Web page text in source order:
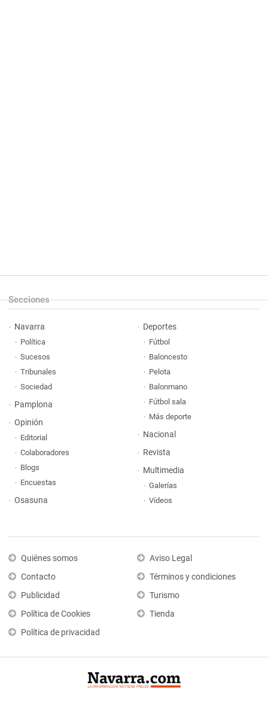
Secciones
Navarra
Política
Sucesos
Tribunales
Sociedad
Pamplona
Opinión
Editorial
Colaboradores
Blogs
Encuestas
Osasuna
Deportes
Fútbol
Baloncesto
Pelota
Balonmano
Fútbol sala
Más deporte
Nacional
Revista
Multimedia
Galerías
Vídeos
Quiénes somos
Contacto
Publicidad
Política de Cookies
Política de privacidad
Aviso Legal
Términos y condiciones
Turismo
Tienda